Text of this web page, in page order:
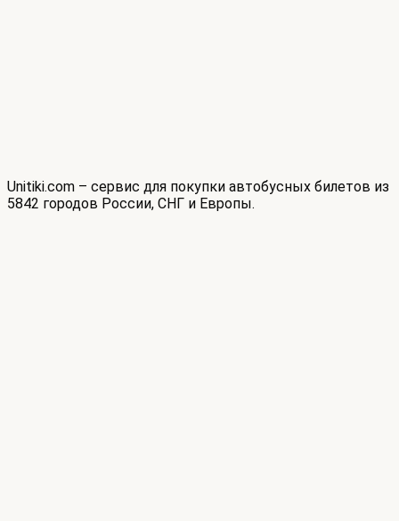
Unitiki.com – сервис для покупки автобусных билетов из
5842 городов России, СНГ и Европы.